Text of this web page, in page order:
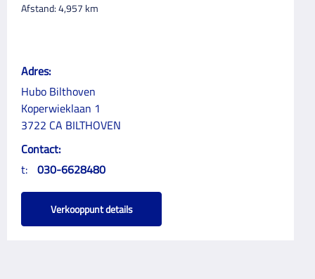
Afstand:4,957 km
Adres:
Hubo Bilthoven
Koperwieklaan 1
3722 CA BILTHOVEN
Contact:
t: 030-6628480
Verkooppunt details